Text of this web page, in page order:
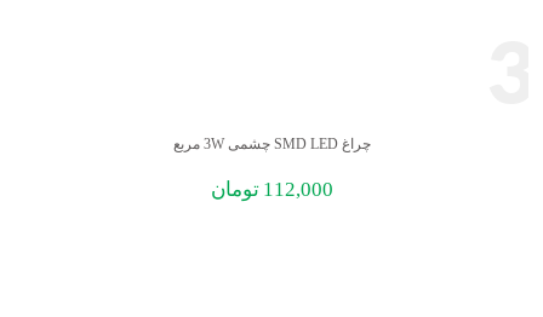
چراغ SMD LED چشمی 3W مربع
112,000 تومان